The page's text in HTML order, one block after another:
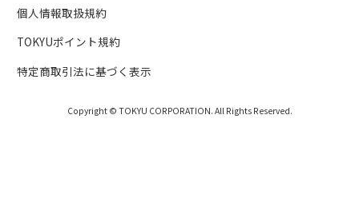
個人情報取扱規約
TOKYUポイント規約
特定商取引法に基づく表示
Copyright © TOKYU CORPORATION. All Rights Reserved.